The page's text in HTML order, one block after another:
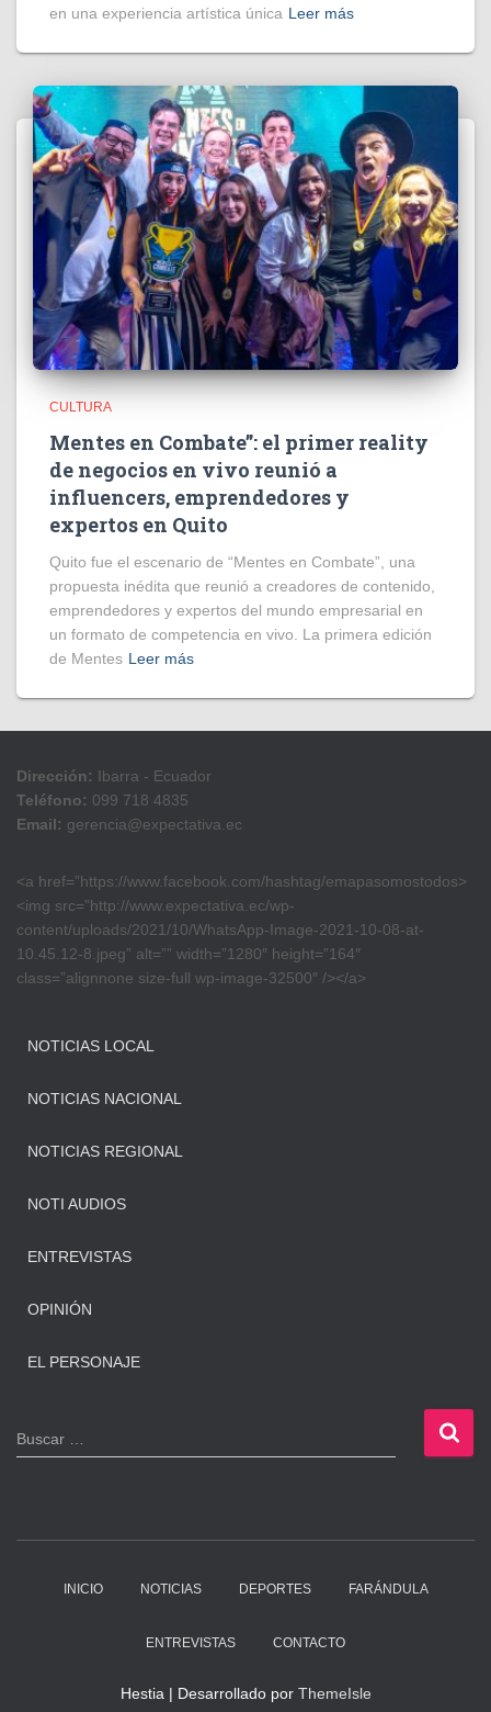
en una experiencia artística única Leer más
CULTURA
Mentes en Combate”: el primer reality
de negocios en vivo reunió a
influencers, emprendedores y
expertos en Quito
Quito fue el escenario de “Mentes en Combate”, una
propuesta inédita que reunió a creadores de contenido,
emprendedores y expertos del mundo empresarial en
un formato de competencia en vivo. La primera edición
de Mentes Leer más
Dirección: Ibarra - Ecuador
Teléfono: 099 718 4835
Email: gerencia@expectativa.ec
<a href=”https://www.facebook.com/hashtag/emapasomostodos>
<img src=”http://www.expectativa.ec/wp-
content/uploads/2021/10/WhatsApp-Image-2021-10-08-at-
10.45.12-8.jpeg” alt=”” width=”1280″ height=”164″
class=”alignnone size-full wp-image-32500″ /></a>
NOTICIAS LOCAL
NOTICIAS NACIONAL
NOTICIAS REGIONAL
NOTI AUDIOS
ENTREVISTAS
OPINIÓN
EL PERSONAJE
B
u
Buscar …
INICIO NOTICIAS DEPORTES FARÁNDULA
ENTREVISTAS CONTACTO
Hestia | Desarrollado por ThemeIsle